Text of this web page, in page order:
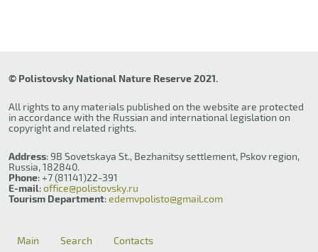
© Polistovsky National Nature Reserve 2021.
All rights to any materials published on the website are protected
in accordance with the Russian and international legislation on
copyright and related rights.
Address: 9B Sovetskaya St., Bezhanitsy settlement, Pskov region,
Russia, 182840.
Phone: +7 (81141)22-391
E-mail:office@polistovsky.ru
Tourism Department:edemvpolisto@gmail.com
Main Search Contacts